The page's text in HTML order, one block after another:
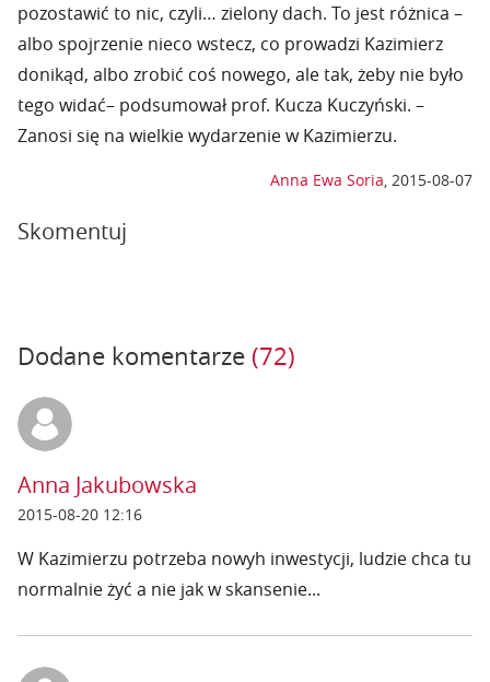
pozostawić to nic, czyli… zielony dach. To jest różnica –
albo spojrzenie nieco wstecz, co prowadzi Kazimierz
donikąd, albo zrobić coś nowego, ale tak, żeby nie było
tego widać– podsumował prof. Kucza Kuczyński. –
Zanosi się na wielkie wydarzenie w Kazimierzu.
Anna Ewa Soria, 2015-08-07
Skomentuj
Dodane komentarze (72)
Anna Jakubowska
2015-08-20 12:16
W Kazimierzu potrzeba nowyh inwestycji, ludzie chca tu
normalnie żyć a nie jak w skansenie...